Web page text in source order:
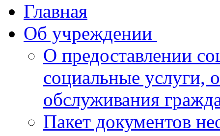
Главная
Об учреждении
О предоставлении
социальные услуги,
обслуживания
Пакет документов